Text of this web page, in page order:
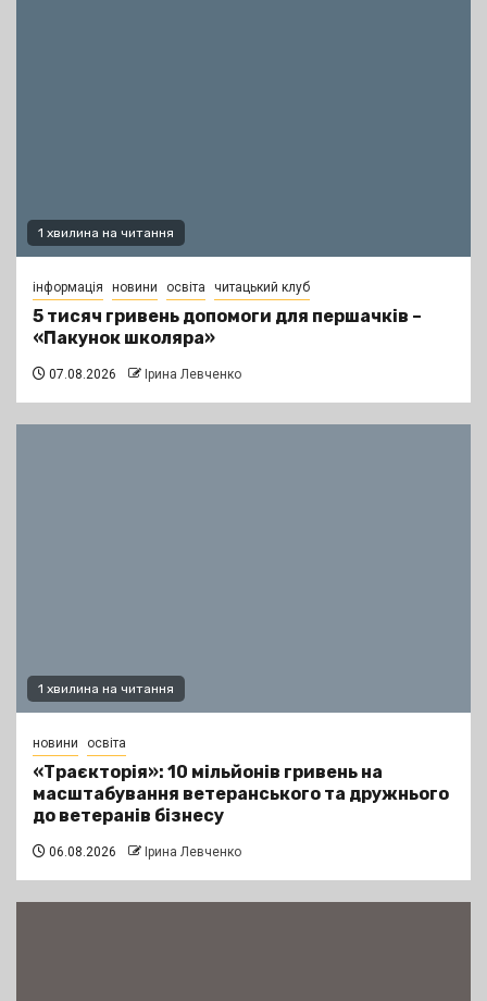
1 хвилина на читання
інформація новини освіта читацький клуб
5 тисяч гривень допомоги для першачків –
«Пакунок школяра»
07.08.2026 Ірина Левченко
1 хвилина на читання
новини освіта
«Траєкторія»: 10 мільйонів гривень на
масштабування ветеранського та дружнього
до ветеранів бізнесу
06.08.2026 Ірина Левченко